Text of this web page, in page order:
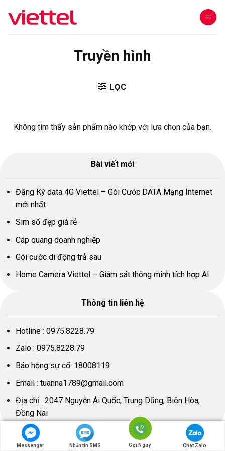
Truyền hình
LỌC
Không tìm thấy sản phẩm nào khớp với lựa chọn của bạn.
Bài viết mới
Đăng Ký data 4G Viettel – Gói Cước DATA Mạng Internet
mới nhất
Sim số đẹp giá rẻ
Cáp quang doanh nghiệp
Gói cước di động trả sau
Home Camera Viettel – Giám sát thông minh tích hợp AI
Thông tin liên hệ
Hotline : 0975.8228.79
Zalo : 0975.8228.79
Báo hỏng sự cố: 18008119
Email : tuanna1789@gmail.com
Địa chỉ : 2047 Nguyễn Ái Quốc, Trung Dũng, Biên Hòa,
Đồng Nai
Messenger Nhắn tin SMS Gọi Ngay Chat Zalo